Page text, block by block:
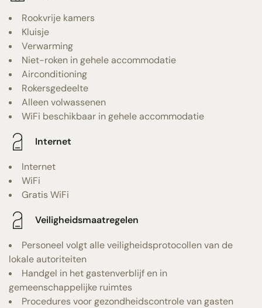
Rookvrije kamers
Kluisje
Verwarming
Niet-roken in gehele accommodatie
Airconditioning
Rokersgedeelte
Alleen volwassenen
WiFi beschikbaar in gehele accommodatie
Internet
Internet
WiFi
Gratis WiFi
Veiligheidsmaatregelen
Personeel volgt alle veiligheidsprotocollen van de
lokale autoriteiten
Handgel in het gastenverblijf en in
gemeenschappelijke ruimtes
Procedures voor gezondheidscontrole van gasten